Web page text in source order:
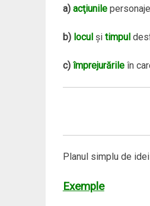
a) acţiunile
b) loculşi timpul
c) împrejurărileîn
Planul simplu de
Exemple